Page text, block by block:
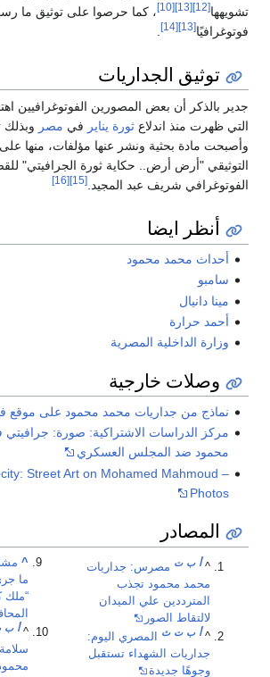
تشويهها[12]
[13]
[10]
، كما حرصوا على توثيق ما
فوتوغرافيًا[13]
[14]
توثيق الجداريات
جدير بالذكر أن بعض المصورين الفوتوغرافيين
التي ظهرت منذ اندلاع ثورة يناير في مصر وبذلك
وأصبحت مادة بحثية ونشر عنها مؤلفات، منها
التوثيقي "أرض أرض.. حكاية ثورة الجرافيتي"
الفوتوغرافي شريف عبد المجيد.[15]
[16]
أنظر ايضا
أحداث محمد محمود
سامبو
مينا دانيال
أحمد حرارة
وزارة الداخلية المصرية
وصلات خارجية
نماذج من جداريات محمد محمود على موقع
مركز الدراسات الاشتراكية: صورة:
محمود ضد المجلس العسكري
Street Art on Mohamed Mahmoud –
Photos
المصادر
^أ ب ت مصرس: جداريات
محمد محمود تجذب
المترددين علي الميدان
لالتقاط الصور
^أ ب ت ث
المصري اليوم:
جداريات الشهداء تستقبل
وجوهًا جديدة
^
ما
“ملك
^أ ب